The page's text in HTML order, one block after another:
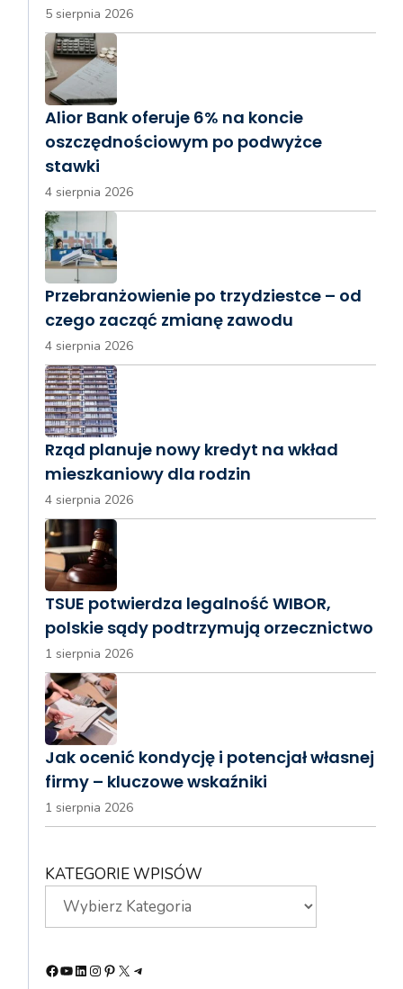
5 sierpnia 2026
Alior Bank oferuje 6% na koncie
oszczędnościowym po podwyżce
stawki
4 sierpnia 2026
Przebranżowienie po trzydziestce – od
czego zacząć zmianę zawodu
4 sierpnia 2026
Rząd planuje nowy kredyt na wkład
mieszkaniowy dla rodzin
4 sierpnia 2026
TSUE potwierdza legalność WIBOR,
polskie sądy podtrzymują orzecznictwo
1 sierpnia 2026
Jak ocenić kondycję i potencjał własnej
firmy – kluczowe wskaźniki
1 sierpnia 2026
KATEGORIE WPISÓW
Facebook
YouTube
LinkedIn
Instagram
Pinterest
X Telegram